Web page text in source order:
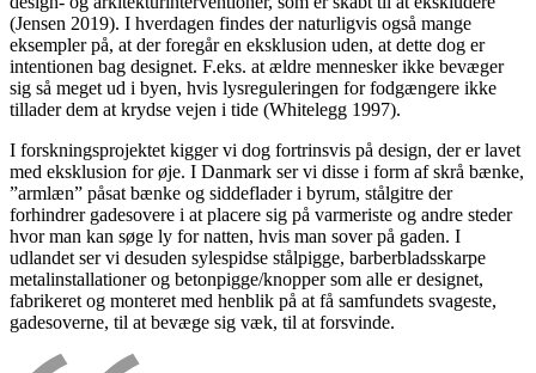
(Jensen 2019). I hverdagen findes der naturligvis også mange
eksempler på, at der foregår en eksklusion uden, at dette dog er
intentionen bag designet. F.eks. at ældre mennesker ikke bevæger
sig så meget ud i byen, hvis lysreguleringen for fodgængere ikke
tillader dem at krydse vejen i tide (Whitelegg 1997).
I forskningsprojektet kigger vi dog fortrinsvis på design, der er lavet
med eksklusion for øje. I Danmark ser vi disse i form af skrå bænke,
”armlæn” påsat bænke og siddeflader i byrum, stålgitre der
forhindrer gadesovere i at placere sig på varmeriste og andre steder
hvor man kan søge ly for natten, hvis man sover på gaden. I
udlandet ser vi desuden sylespidse stålpigge, barberbladsskarpe
metalinstallationer og betonpigge/knopper som alle er designet,
fabrikeret og monteret med henblik på at få samfundets svageste,
gadesoverne, til at bevæge sig væk, til at forsvinde.